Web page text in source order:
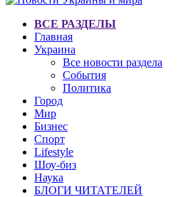
ВСЕ РАЗДЕЛЫ
Главная
Украина
Все новости раздела
События
Политика
Город
Мир
Бизнес
Спорт
Lifestyle
Шоу-биз
Наука
БЛОГИ ЧИТАТЕЛЕЙ